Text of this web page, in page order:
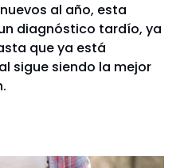
al año, esta
diagnóstico tardío, ya
que ya está
sigue siendo la mejor